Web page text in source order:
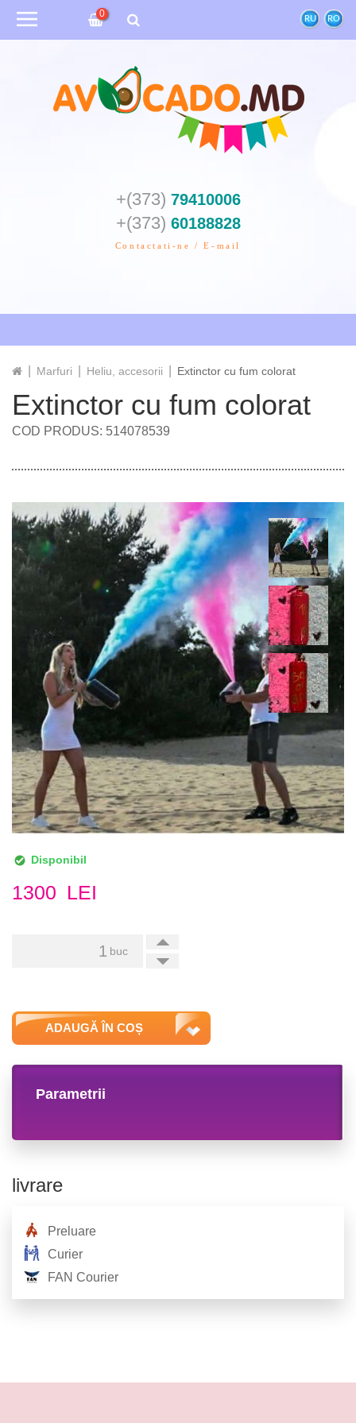
RU RO
0
+(373) 79410006
+(373) 60188828
Contactati-ne / E-mail
Marfuri Heliu, accesorii Extinctor cu fum colorat
Extinctor cu fum colorat
COD PRODUS: 514078539
Disponibil
1300 LEI
+
-
buc
ADAUGĂ ÎN COȘ
Parametrii
livrare
Preluare
Curier
FAN Courier